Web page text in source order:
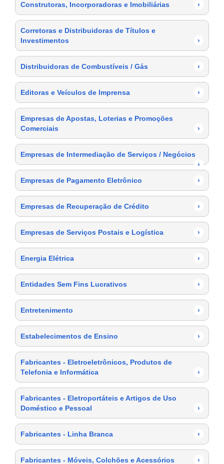
Construtoras, Incorporadoras e Imobiliárias ›
Corretoras e Distribuidoras de Títulos e
Investimentos
›
Distribuidoras de Combustíveis / Gás ›
Editoras e Veículos de Imprensa ›
Empresas de Apostas, Loterias e Promoções
Comerciais
›
Empresas de Intermediação de Serviços / Negócios
›
Empresas de Pagamento Eletrônico
›
Empresas de Recuperação de Crédito ›
Empresas de Serviços Postais e Logística ›
Energia Elétrica ›
Entidades Sem Fins Lucrativos ›
Entretenimento ›
Estabelecimentos de Ensino ›
Fabricantes - Eletroeletrônicos, Produtos de
Telefonia e Informática
›
Fabricantes - Eletroportáteis e Artigos de Uso
Doméstico e Pessoal
›
Fabricantes - Linha Branca ›
Fabricantes - Móveis, Colchões e Acessórios ›